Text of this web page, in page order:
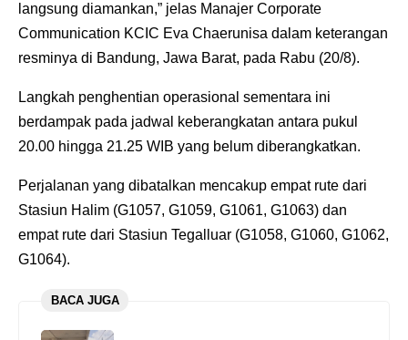
langsung diamankan,” jelas Manajer Corporate
Communication KCIC Eva Chaerunisa dalam keterangan
resminya di Bandung, Jawa Barat, pada Rabu (20/8).
Langkah penghentian operasional sementara ini
berdampak pada jadwal keberangkatan antara pukul
20.00 hingga 21.25 WIB yang belum diberangkatkan.
Perjalanan yang dibatalkan mencakup empat rute dari
Stasiun Halim (G1057, G1059, G1061, G1063) dan
empat rute dari Stasiun Tegalluar (G1058, G1060, G1062,
G1064).
BACA JUGA